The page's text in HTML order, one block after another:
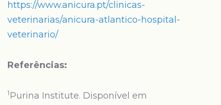
https://www.anicura.pt/clinicas-
veterinarias/anicura-atlantico-hospital-
veterinario/
Referências:
1Purina Institute. Disponível em